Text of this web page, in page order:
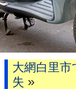
大網白里
失 »